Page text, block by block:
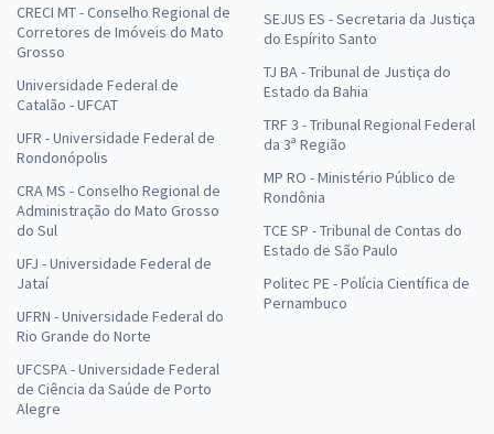
CRECI MT - Conselho Regional de
Corretores de Imóveis do Mato
Grosso
Universidade Federal de
Catalão - UFCAT
UFR - Universidade Federal de
Rondonópolis
CRA MS - Conselho Regional de
Administração do Mato Grosso
do Sul
UFJ - Universidade Federal de
Jataí
UFRN - Universidade Federal do
Rio Grande do Norte
UFCSPA - Universidade Federal
de Ciência da Saúde de Porto
Alegre
SEJUS ES - Secretaria da Justiça
do Espírito Santo
TJ BA - Tribunal de Justiça do
Estado da Bahia
TRF 3 - Tribunal Regional Federal
da 3ª Região
MP RO - Ministério Público de
Rondônia
TCE SP - Tribunal de Contas do
Estado de São Paulo
Politec PE - Polícia Científica de
Pernambuco